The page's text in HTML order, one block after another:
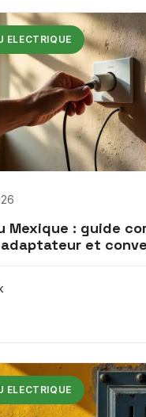
ELECTRIQUE
Mexique : guide
et
ELECTRIQUE